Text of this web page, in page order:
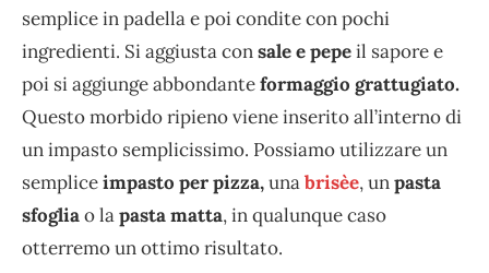
semplice in padella e poi condite con pochi
ingredienti. Si aggiusta consale e pepeil sapore e
poi si aggiunge abbondanteformaggio grattugiato.
Questo morbido ripieno viene inserito all’interno di
un impasto semplicissimo. Possiamo utilizzare un
sempliceimpasto per pizza,unabrisèe, unpasta
sfogliao lapasta matta, in qualunque caso
otterremo un ottimo risultato.